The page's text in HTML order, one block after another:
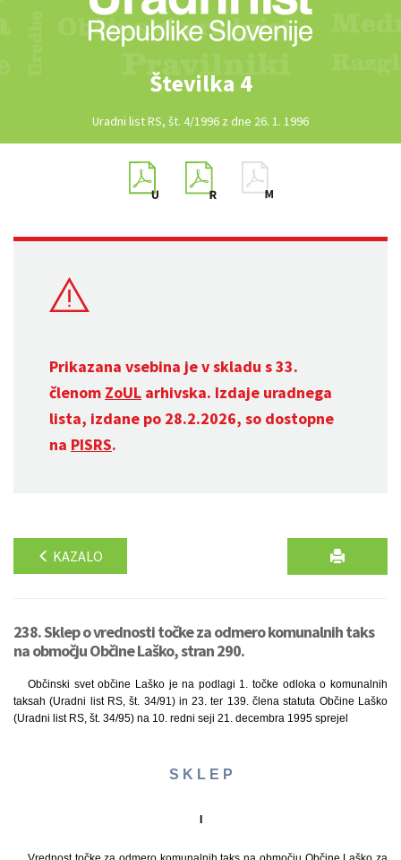
Številka 4
Uradni list RS, št. 4/1996 z dne 26. 1. 1996
Prikazana vsebina je v skladu s 33.
členom ZoUL arhivska. Izdaje uradnega
lista, izdane po 28.2.2026, so dostopne
na PISRS.
KAZALO
238. Sklep o vrednosti točke za odmero komunalnih taks
na območju Občine Laško, stran 290.
Občinski svet občine Laško je na podlagi 1. točke odloka o komunalnih
taksah (Uradni list RS, št. 34/91) in 23. ter 139. člena statuta Občine Laško
(Uradni list RS, št. 34/95) na 10. redni seji 21. decembra 1995 sprejel
S K L E P
I